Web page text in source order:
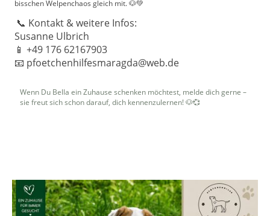
bisschen Welpenchaos gleich mit. 🐶💚
📞 Kontakt & weitere Infos:
Susanne Ulbrich
📱 +49 176 62167903
📧 pfoetchenhilfesmaragda@web.de
Wenn Du Bella ein Zuhause schenken möchtest, melde dich gerne –
sie freut sich schon darauf, dich kennenzulernen! 🐶💞